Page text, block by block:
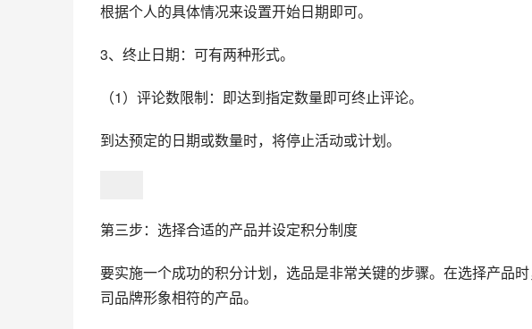
根据个人的具体情况来设置开始日期即可。
3、终止日期：可有两种形式。
（1）评论数限制：即达到指定数量即可终止评论。
到达预定的日期或数量时，将停止活动或计划。
第三步：选择合适的产品并设定积分制度
要实施一个成功的积分计划，选品是非常关键的步骤。在选择产品
司品牌形象相符的产品。